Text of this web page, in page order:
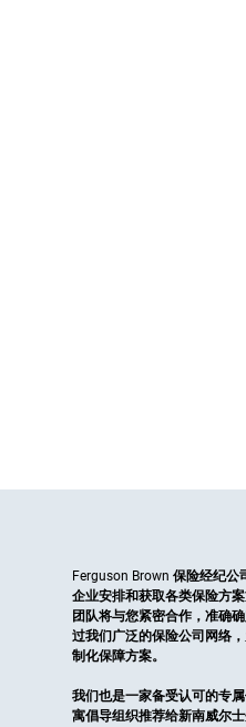
Ferguson Brown 保险经纪
企业安排和获取各类保险方
团队将与您紧密合作，准确
过我们广泛的保险公司网络
制化保障方案。
我们也是一家备受认可的专
寓倡导组织推荐给新南威尔